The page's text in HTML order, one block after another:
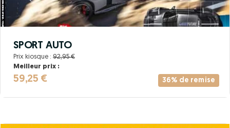
36% de remise
SPORT AUTO
Prix kiosque : 92,95 €
Meilleur prix :
59,25 €